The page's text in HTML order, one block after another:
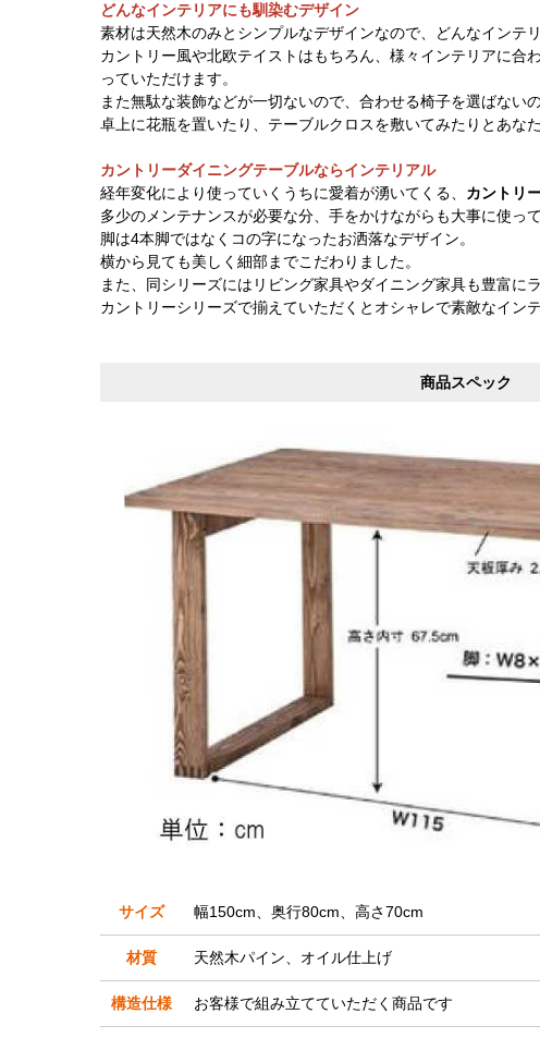
どんなインテリアにも馴染むデザイン
素材は天然木のみとシンプルなデザインなので、どんなインテ
カントリー風や北欧テイストはもちろん、様々インテリアに合
っていただけます。
また無駄な装飾などが一切ないので、合わせる椅子を選ばない
卓上に花瓶を置いたり、テーブルクロスを敷いてみたりとあな
カントリーダイニングテーブルならインテリアル
経年変化により使っていくうちに愛着が湧いてくる、 カントリ
多少のメンテナンスが必要な分、手をかけながらも大事に使っ
脚は4本脚ではなくコの字になったお洒落なデザイン。
横から見ても美しく細部までこだわりました。
また、同シリーズにはリビング家具やダイニング家具も豊富に
カントリーシリーズで揃えていただくとオシャレで素敵なイン
商品スペック
サイズ 幅150cm、奥行80cm、高さ70cm
材質 天然木パイン、オイル仕上げ
構造仕様 お客様で組み立てていただく商品です